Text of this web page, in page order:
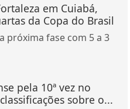
em Cuiabá,
da Copa do Brasil
próxima fase com 5 a 3
pela 10ª vez no
sobre o...